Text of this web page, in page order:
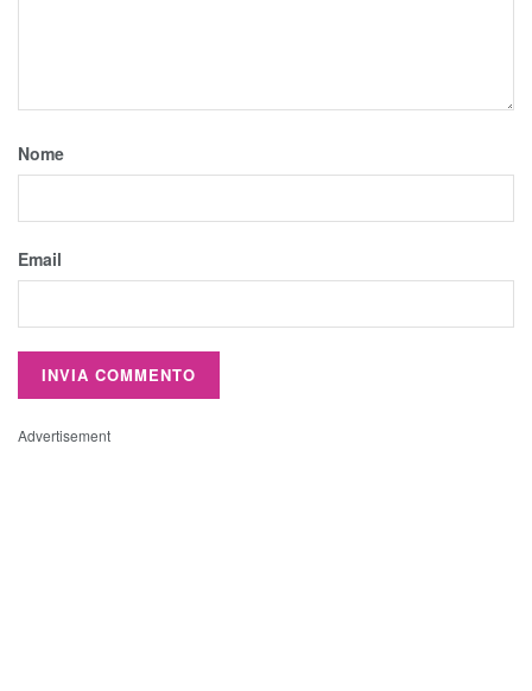
Nome
Email
Advertisement